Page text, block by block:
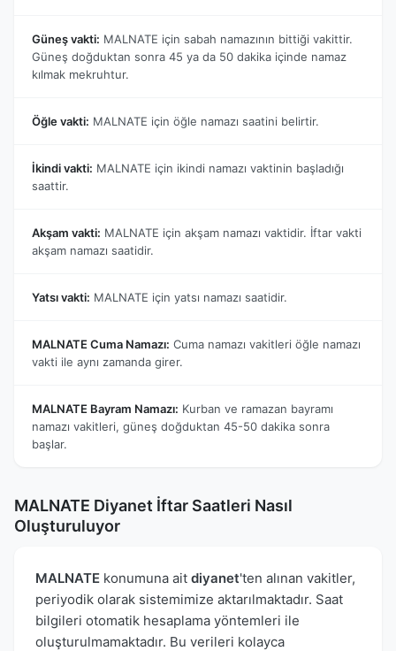
Güneş vakti: MALNATE için sabah namazının bittiği vakittir.
Güneş doğduktan sonra 45 ya da 50 dakika içinde namaz
kılmak mekruhtur.
Öğle vakti: MALNATE için öğle namazı saatini belirtir.
İkindi vakti: MALNATE için ikindi namazı vaktinin başladığı
saattir.
Akşam vakti: MALNATE için akşam namazı vaktidir. İftar vakti
akşam namazı saatidir.
Yatsı vakti: MALNATE için yatsı namazı saatidir.
MALNATE Cuma Namazı: Cuma namazı vakitleri öğle namazı
vakti ile aynı zamanda girer.
MALNATE Bayram Namazı: Kurban ve ramazan bayramı
namazı vakitleri, güneş doğduktan 45-50 dakika sonra
başlar.
MALNATE Diyanet İftar Saatleri Nasıl
Oluşturuluyor
MALNATE konumuna ait diyanet'ten alınan vakitler,
periyodik olarak sistemimize aktarılmaktadır. Saat
bilgileri otomatik hesaplama yöntemleri ile
oluşturulmamaktadır. Bu verileri kolayca